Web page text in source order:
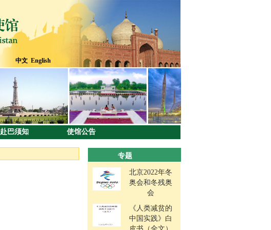
中文 English
赴巴须知 使馆公告
专题
北京2022年冬
奥会和冬残奥
会
《人类减贫的
中国实践》白